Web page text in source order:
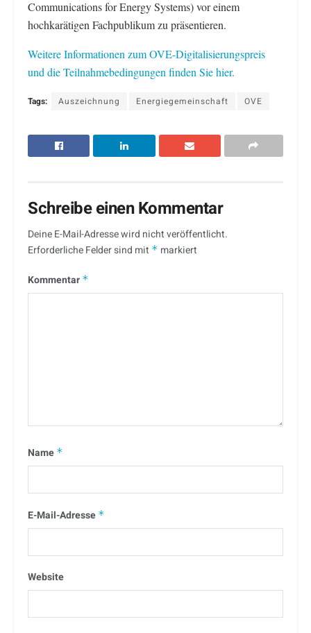
Communications for Energy Systems) vor einem
hochkarätigen Fachpublikum zu präsentieren.
Weitere Informationen zum OVE-Digitalisierungspreis
und die Teilnahmebedingungen finden Sie hier.
Tags: Auszeichnung Energiegemeinschaft OVE
Schreibe einen Kommentar
Deine E-Mail-Adresse wird nicht veröffentlicht.
Erforderliche Felder sind mit * markiert
Kommentar *
Name *
E-Mail-Adresse *
Website